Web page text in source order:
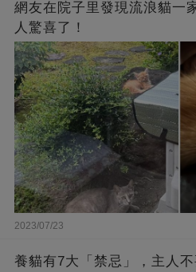
網友在院子里發現流浪貓一
人驚喜了！
2023/07/23
養貓有7大「禁忌」，主人